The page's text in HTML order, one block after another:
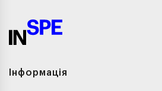
Інформація